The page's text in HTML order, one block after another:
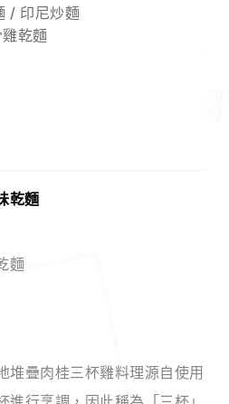
/ 印尼炒麵
雞乾麵
乾麵
堆疊肉桂三杯雞料理源自使用